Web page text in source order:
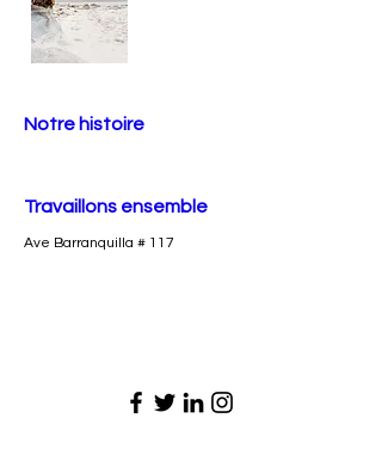
Notre histoire
Travaillons ensemble
Ave Barranquilla # 117